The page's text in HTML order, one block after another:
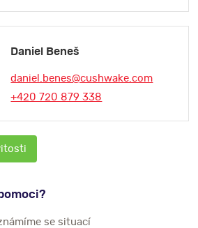
Daniel Beneš
daniel.benes@cushwake.com
+420 720 879 338
se situací